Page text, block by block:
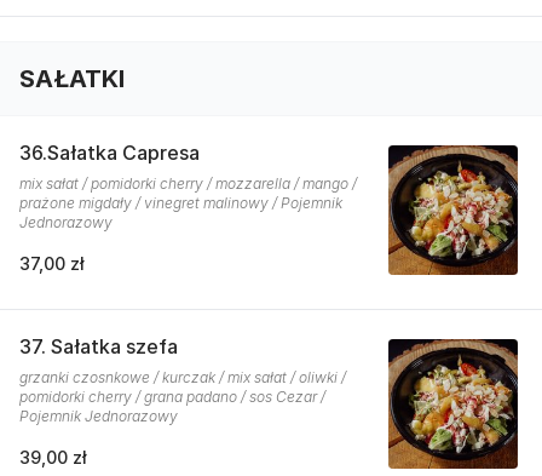
SAŁATKI
36.Sałatka Capresa
mix sałat / pomidorki cherry / mozzarella / mango /
prażone migdały / vinegret malinowy / Pojemnik
Jednorazowy
37,00 zł
37. Sałatka szefa
grzanki czosnkowe / kurczak / mix sałat / oliwki /
pomidorki cherry / grana padano / sos Cezar /
Pojemnik Jednorazowy
39,00 zł